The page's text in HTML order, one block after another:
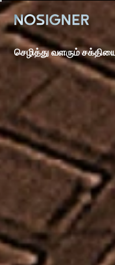
முகப்பு
செழித்து வளரும்